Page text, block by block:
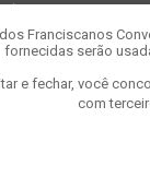
Franciscanos
fornecidas serão
e fechar, você
com
Parque das